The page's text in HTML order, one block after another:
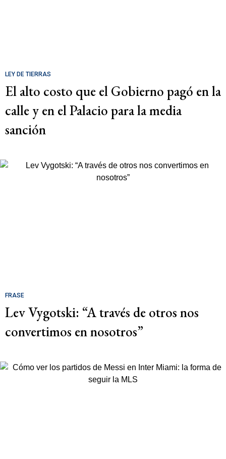
LEY DE TIERRAS
El alto costo que el Gobierno pagó en la
calle y en el Palacio para la media
sanción
FRASE
Lev Vygotski: “A través de otros nos
convertimos en nosotros”